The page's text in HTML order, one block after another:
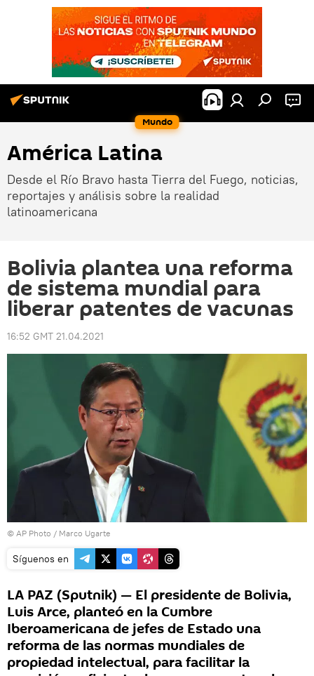
Mundo
América Latina
Desde el Río Bravo hasta Tierra del Fuego, noticias,
reportajes y análisis sobre la realidad
latinoamericana
Bolivia plantea una reforma
de sistema mundial para
liberar patentes de vacunas
16:52 GMT 21.04.2021
© AP Photo / Marco Ugarte
Síguenos en
LA PAZ (Sputnik) — El presidente de Bolivia,
Luis Arce, planteó en la Cumbre
Iberoamericana de jefes de Estado una
reforma de las normas mundiales de
propiedad intelectual, para facilitar la